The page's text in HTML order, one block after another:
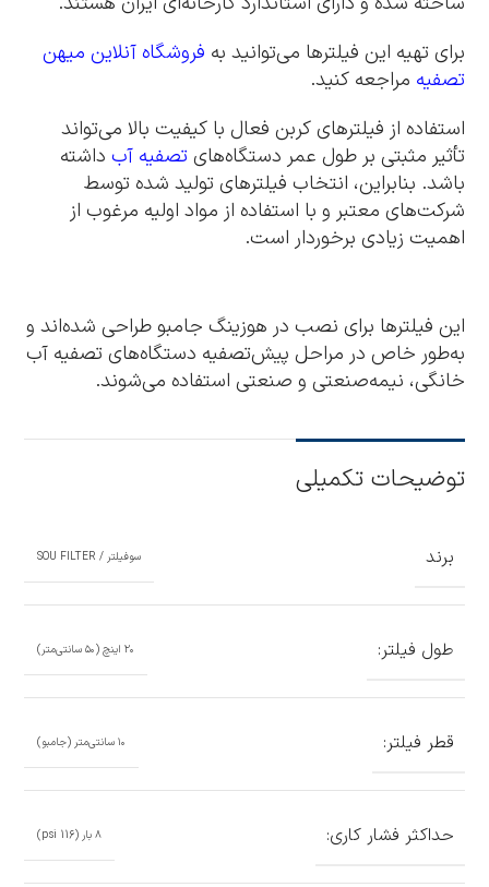
برای تهیه این فیلترها می‌توانید به فروشگاه آنلاین میهن
تصفیه مراجعه کنید.
استفاده از فیلترهای کربن فعال با کیفیت بالا می‌تواند
تأثیر مثبتی بر طول عمر دستگاه‌های تصفیه آب داشته
باشد. بنابراین، انتخاب فیلترهای تولید شده توسط
شرکت‌های معتبر و با استفاده از مواد اولیه مرغوب از
اهمیت زیادی برخوردار است.
این فیلترها برای نصب در هوزینگ جامبو طراحی شده‌اند و
به‌طور خاص در مراحل پیش‌تصفیه دستگاه‌های تصفیه آب
خانگی، نیمه‌صنعتی و صنعتی استفاده می‌شوند.
توضیحات تکمیلی
برند سوفیلتر / SOU FILTER
طول فیلتر: ۲۰ اینچ (۵۰ سانتی‌متر)
قطر فیلتر: ۱۰ سانتی‌متر (جامبو)
حداکثر فشار کاری: ۸ بار (116 psi)